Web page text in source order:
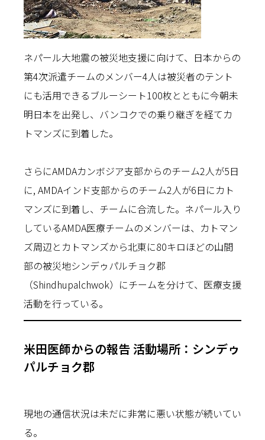
ネパール大地震の被災地支援に向けて、日本からの
第4次派遣チームのメンバー4人は被災者のテント
にも活用できるブルーシート100枚とともに今朝未
明日本を出発し、バンコクでの乗り継ぎを経てカ
トマンズに到着した。
さらにAMDAカンボジア支部からのチーム2人が5日
に, AMDAインド支部からのチーム2人が6日にカト
マンズに到着し、チームに合流した。ネパール入り
しているAMDA医療チームのメンバーは、カトマン
ズ周辺とカトマンズから北東に80キロほどの山間
部の被災地シンデゥパルチョク郡
（Shindhupalchwok）にチームを分けて、医療支援
活動を行っている。
米田医師からの報告 活動場所：シンデゥ
パルチョク郡
現地の通信状況は未だに非常に悪い状態が続いてい
る。